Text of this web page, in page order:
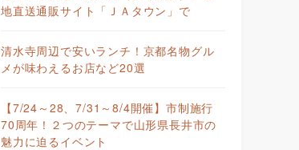
地直送通販サイト「ＪＡタウン」で
清水寺周辺で安いランチ！京都名物グル
メが味わえるお店など20選
【7/24～28、7/31～8/4開催】市制施行
70周年！２つのテーマで山形県長井市の
魅力に迫るイベント